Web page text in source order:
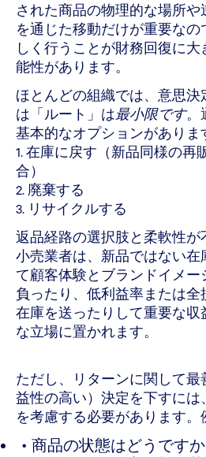
された商品の物理的な場所
を通じた移動だけが重要な
しく行うことが財務回復に
能性があります。
ほとんどの組織では、意思決
は「ルート」は最小限です。
基本的なオプションがありま
1. 在庫に戻す（新品同様の再
合）
2. 廃棄する
3. リサイクルする
返品経路の選択肢と柔軟性が
小売業者は、新品ではない在
て顧客体験とブランドイメー
負ったり、低利益率または
在庫を送ったりして重要な収
な立場に置かれます。
ただし、リターンに関して最
益性の高い）決定を下すに
を考慮する必要があります。
商品の状態はどうです